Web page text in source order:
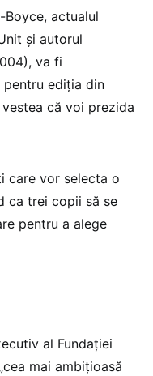
actualul
și autorul
va fi
pentru ediția din
că voi prezida
care vor selecta o
ca trei copii să se
pentru a alege
al Fundației
mai ambițioasă